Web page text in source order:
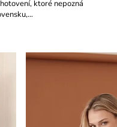
ktoré nepozná